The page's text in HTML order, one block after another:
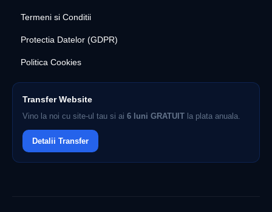
Termeni si Conditii
Protectia Datelor (GDPR)
Politica Cookies
Transfer Website
Vino la noi cu site-ul tau si ai 6 luni GRATUIT la plata anuala.
Detalii Transfer